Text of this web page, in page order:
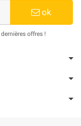
ok
offres !